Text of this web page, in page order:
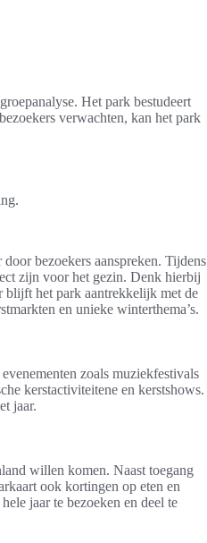
Het park bestudeert
verwachten, kan het park
bezoekers aanspreken. Tijdens
zijn voor het gezin. Denk hierbij
blijft het park aantrekkelijk met de
en unieke winterthema’s.
zoals muziekfestivals
kerstactiviteitene en kerstshows.
jaar.
willen komen. Naast toegang
ook kortingen op eten en
jaar te bezoeken en deel te